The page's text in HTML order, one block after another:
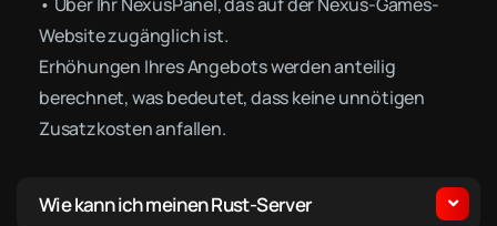
Website zugänglich ist.
Erhöhungen Ihres Angebots werden anteilig
berechnet, was bedeutet, dass keine unnötigen
Zusatzkosten anfallen.
Wie kann ich meinen Rust-Server